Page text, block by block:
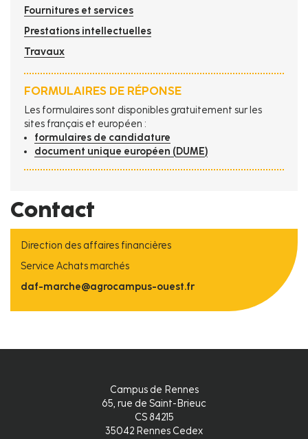
Fournitures et services
Prestations intellectuelles
Travaux
FORMULAIRES DE RÉPONSE
Les formulaires sont disponibles gratuitement sur les
sites français et européen :
formulaires de candidature
document unique européen (DUME)
Contact
Direction des affaires financières
Service Achats marchés
daf-marche@agrocampus-ouest.fr
Campus de Rennes
65, rue de Saint-Brieuc
CS 84215
35042 Rennes Cedex